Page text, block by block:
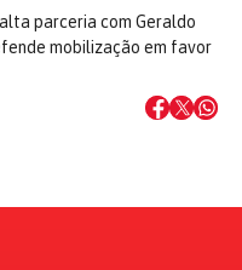
parceria com Geraldo
mobilização em favor